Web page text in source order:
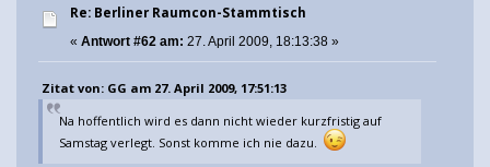
Re: Berliner Raumcon-Stammtisch
« Antwort #62 am: 27. April 2009, 18:13:38 »
Zitat von: GG am 27. April 2009, 17:51:13
Na hoffentlich wird es dann nicht wieder kurzfristig auf
Samstag verlegt. Sonst komme ich nie dazu.